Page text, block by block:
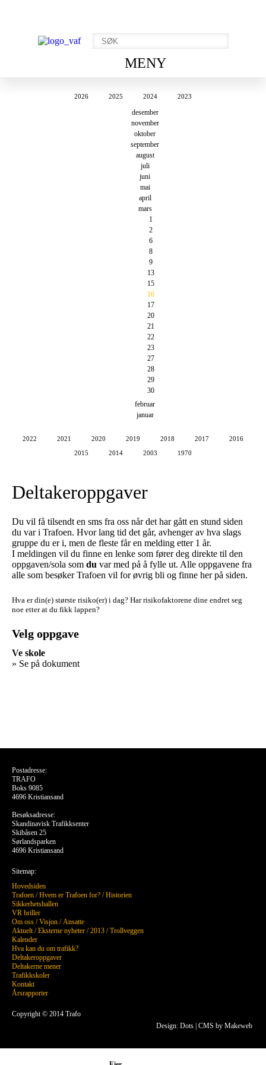
MENY
2026 2025 2024 2023
desember
november
oktober
september
august
juli
juni
mai
april
mars
1
2
6
8
9
13
15
16
17
20
21
22
23
27
28
29
30
februar
januar
2022 2021 2020 2019 2018 2017
2016
2015
2014 2003 1970
Deltakeroppgaver
Du vil få tilsendt en sms fra oss når det har gått en stund siden
du var i Trafoen. Hvor lang tid det går, avhenger av hva slags
gruppe du er i, men de fleste får en melding etter 1 år.
I meldingen vil du finne en lenke som fører deg direkte til den
oppgaven/sola som du var med på å fylle ut. Alle oppgavene fra
alle som besøker Trafoen vil for øvrig bli og finne her på siden.
Hva er din(e) største risiko(er) i dag? Har risikofaktorene dine endret seg
noe etter at du fikk lappen?
Velg oppgave
Ve skole
» Se på dokument
Design: Dots CMS by Makeweb
Postadresse:
TRAFO
Boks 9085
4696 Kristiansand
Besøksadresse:
Skandinavisk Trafikksenter
Skibåsen 25
Sørlandsparken
4696 Kristiansand
Sitemap:
Hovedsiden
Trafoen /Hvem er Trafoen for? /Historien
Sikkerhetshallen
VR briller
Om oss /Visjon /Ansatte
Aktuelt/Eksterne nyheter /2013 /Trollveggen
Kalender
Hva kan du om trafikk?
Deltakeroppgaver
Deltakerne mener
Trafikkskoler
Kontakt
Årsrapporter
Copyright © 2014 Trafo